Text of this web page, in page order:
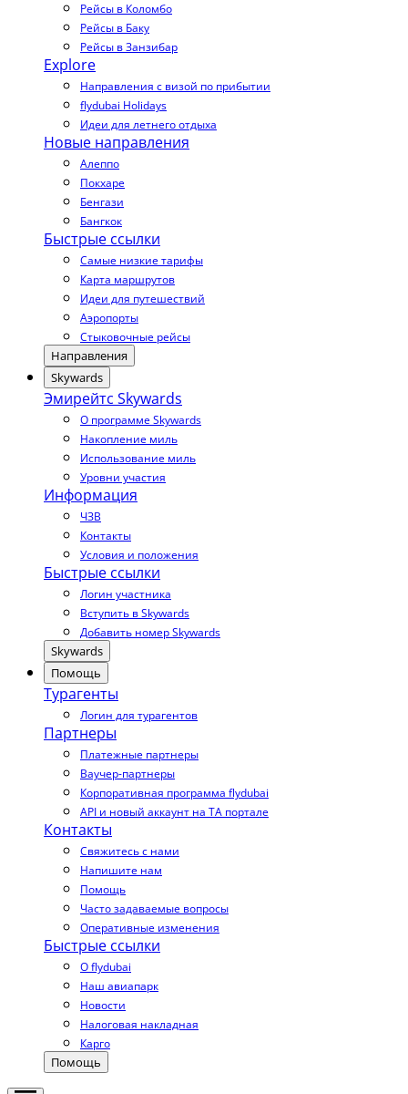
Рейсы в Коломбо
Рейсы в Баку
Рейсы в Занзибар
Explore
Направления с визой по прибытии
flydubai Holidays
Идеи для летнего отдыха
Новые направления
Алеппо
Покхаре
Бенгази
Бангкок
Быстрые ссылки
Самые низкие тарифы
Карта маршрутов
Идеи для путешествий
Аэропорты
Стыковочные рейсы
Направления
Skywards
Эмирейтс Skywards
О программе Skywards
Накопление миль
Использование миль
Уровни участия
Информация
ЧЗВ
Контакты
Условия и положения
Быстрые ссылки
Логин участника
Вступить в Skywards
Добавить номер Skywards
Skywards
Помощь
Турагенты
Логин для турагентов
Партнеры
Платежные партнеры
Ваучер-партнеры
Корпоративная программа flydubai
API и новый аккаунт на TA портале
Контакты
Свяжитесь с нами
Напишите нам
Помощь
Часто задаваемые вопросы
Оперативные изменения
Быстрые ссылки
О flydubai
Наш авиапарк
Новости
Налоговая накладная
Карго
Помощь